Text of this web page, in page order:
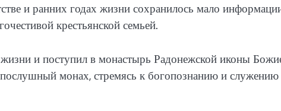
и ранних годах жизни сохранилось мало
крестьянской семьей.
и поступил в монастырь Радонежской иконы
монах, стремясь к богопознанию и служению